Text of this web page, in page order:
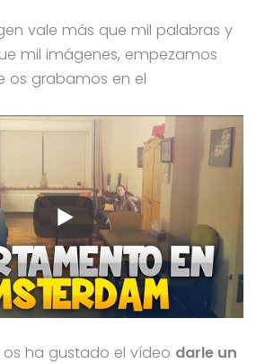
vale más que mil palabras y
mil imágenes, empezamos
os grabamos en el
os ha gustado el vídeo darle un